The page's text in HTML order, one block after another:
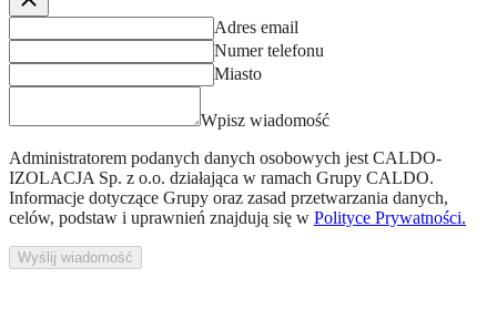
Adres email
Numer telefonu
Miasto
Wpisz wiadomość
Administratorem podanych danych osobowych jest CALDO-
IZOLACJA Sp. z o.o. działająca w ramach Grupy CALDO.
Informacje dotyczące Grupy oraz zasad przetwarzania danych,
celów, podstaw i uprawnień znajdują się w Polityce Prywatności.
Wyślij wiadomość